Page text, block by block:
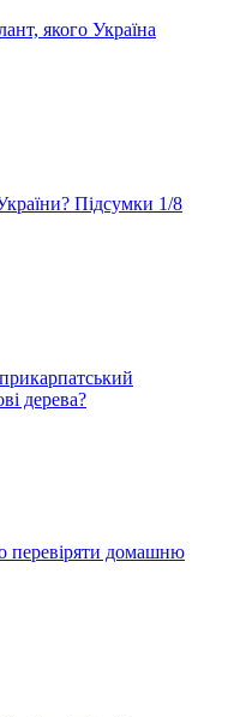
якого Україна
Підсумки 1/8
дерева?
перевіряти домашню